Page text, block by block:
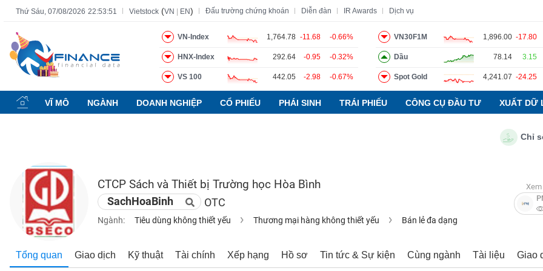
Thứ Sáu, 07/08/2026 22:53:52 Vietstock (VN EN) Đấu trường chứng khoán Diễn đàn IR Awards Dịch vụ
VN-Index 1,764.78 -11.68 -0.66%
HNX-Index 292.64 -0.95 -0.32%
VS 100 442.05 -2.98 -0.67%
VN30F1M 1,896.00 -17.80
Dầu 78.14 3.15
Spot Gold 4,241.07 -24.25
VĨ MÔ NGÀNH DOANH NGHIỆP CỔ PHIẾU PHÁI SINH TRÁI PHIẾU CÔNG CỤ ĐẦU TƯ XUẤT DỮ
Chỉ số
CTCP Sách và Thiết bị Trường học Hòa Bình
SachHoaBinh OTC
Ngành: Tiêu dùng không thiết yếu Thương mại hàng không thiết yếu Bán lẻ đa dạng
Tổng quan Giao dịch Kỹ thuật Tài chính Xếp hạng Hồ sơ Tin tức & Sự kiện Cùng ngành Tài liệu Giao
Tất cả Tính năng Ngành Mã chứng khoán Lãnh đạo Báo cáo phân tích Thuật ngữ
Tính
năng
(-)
CHỨNG
KHOÁN
NGHIỆP